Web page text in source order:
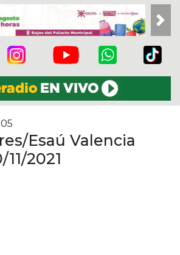
Esaú Valencia
2021